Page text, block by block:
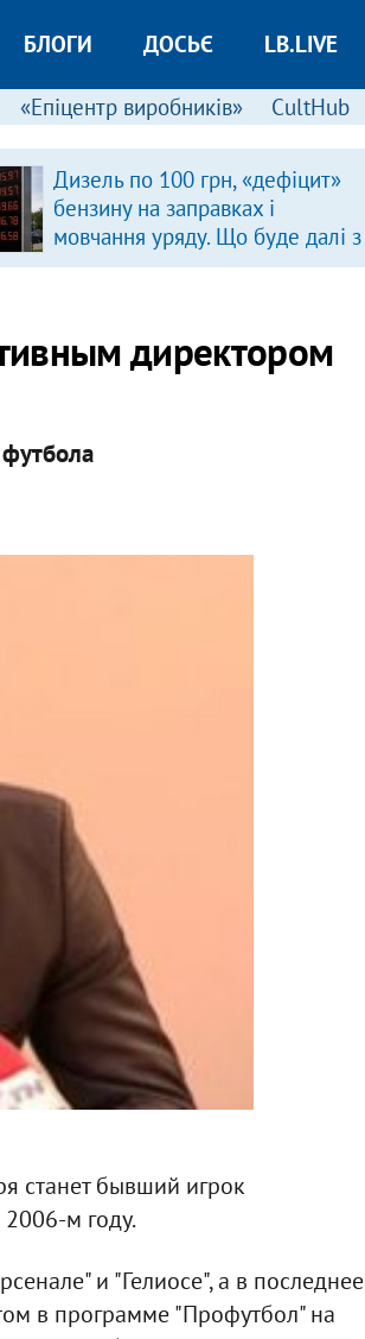
БЛОГИ ДОСЬЄ LB.LIVE
«Епіцентр виробників» CultHub
Дизель по 100 грн, «дефіцит»
бензину на заправках і
мовчання уряду. Що буде далі з
цінами на пальне?
директором
станет бывший игрок
м году.
и "Гелиосе", а в последнее
в программе "Профутбол" на